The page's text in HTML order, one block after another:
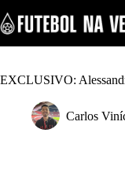
k
i
p
o
EXCLUSIVO:
Carlos